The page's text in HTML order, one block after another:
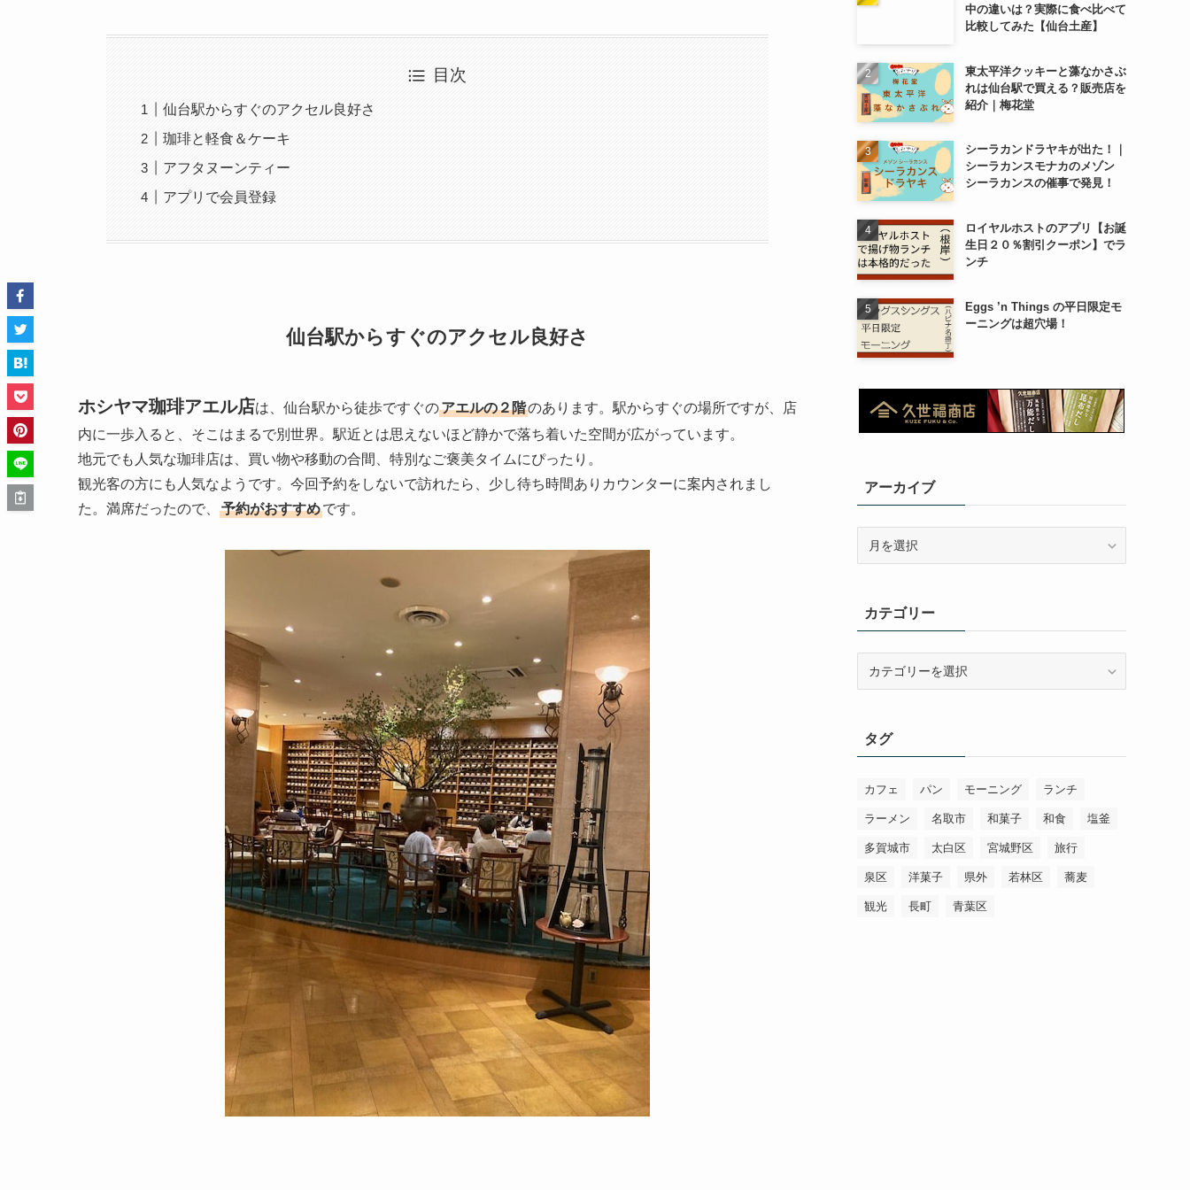
目次
仙台駅からすぐのアクセル良好さ
珈琲と軽食＆ケーキ
アフタヌーンティー
アプリで会員登録
仙台駅からすぐのアクセル良好さ
ホシヤマ珈琲アエル店は、仙台駅から徒歩ですぐのアエルの２階のあります。駅からすぐの場所ですが、店
内に一歩入ると、そこはまるで別世界。駅近とは思えないほど静かで落ち着いた空間が広がっています。
地元でも人気な珈琲店は、買い物や移動の合間、特別なご褒美タイムにぴったり。
観光客の方にも人気なようです。今回予約をしないで訪れたら、少し待ち時間ありカウンターに案内されまし
た。満席だったので、
予約がおすすめです。
中の違いは？実際に食べ比べて
比較してみた【仙台土産】
東太平洋クッキーと藻なかさぶ
れは仙台駅で買える？販売店を
紹介｜梅花堂
シーラカンドラヤキが出た！｜
シーラカンスモナカのメゾン
シーラカンスの催事で発見！
ロイヤルホストのアプリ【お誕
生日２０％割引クーポン】でラ
ンチ
Eggs ’n Things の平日限定モ
ーニングは超穴場！
アーカイブ
ブカテゴリー
ータグ
カフェ パン モーニング ランチ
ラーメン 名取市 和菓子 和食 塩釜
多賀城市 太白区 宮城野区 旅行
泉区 洋菓子 県外 若林区 蕎麦
観光 長町 青葉区